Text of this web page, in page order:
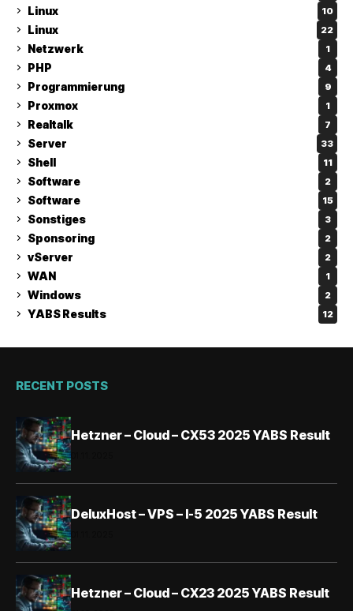
Linux 10
Linux 22
Netzwerk 1
PHP 4
Programmierung 9
Proxmox 1
Realtalk 7
Server 33
Shell 11
Software 2
Software 15
Sonstiges 3
Sponsoring 2
vServer 2
WAN 1
Windows 2
YABS Results 12
RECENT POSTS
Hetzner – Cloud – CX53 2025 YABS Result
DeluxHost – VPS – I-5 2025 YABS Result
Hetzner – Cloud – CX23 2025 YABS Result